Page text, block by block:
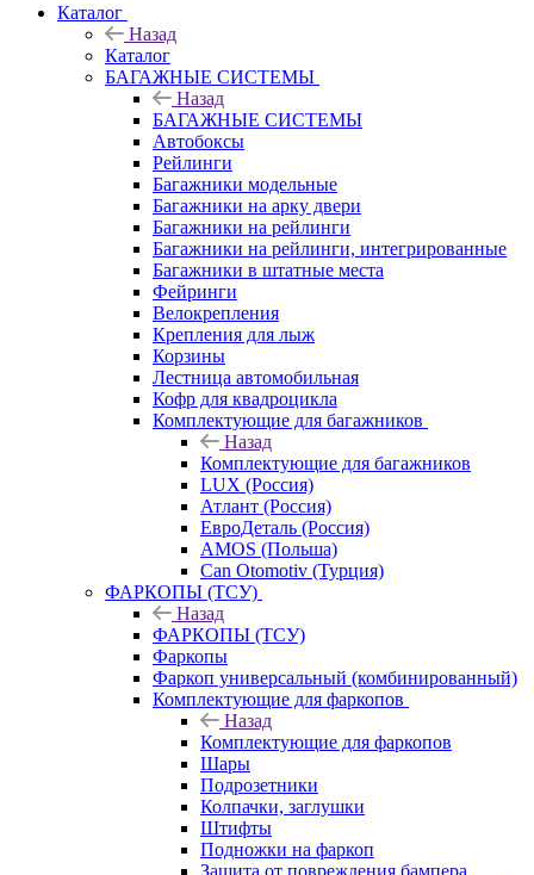
Каталог
Назад
Каталог
БАГАЖНЫЕ СИСТЕМЫ
Назад
БАГАЖНЫЕ СИСТЕМЫ
Автобоксы
Рейлинги
Багажники модельные
Багажники на арку двери
Багажники на рейлинги
Багажники на рейлинги, интегрированные
Багажники в штатные места
Фейринги
Велокрепления
Крепления для лыж
Корзины
Лестница автомобильная
Кофр для квадроцикла
Комплектующие для багажников
Назад
Комплектующие для багажников
LUX (Россия)
Атлант (Россия)
ЕвроДеталь (Россия)
AMOS (Польша)
Can Otomotiv (Турция)
ФАРКОПЫ (ТСУ)
Назад
ФАРКОПЫ (ТСУ)
Фаркопы
Фаркоп универсальный (комбинированный)
Комплектующие для фаркопов
Назад
Комплектующие для фаркопов
Шары
Подрозетники
Колпачки, заглушки
Штифты
Подножки на фаркоп
Защита от повреждения бампера